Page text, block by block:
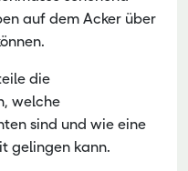
auf dem Acker über
die
welche
sind und wie eine
gelingen kann.